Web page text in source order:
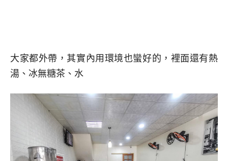
大家都外帶，其實內用環境也蠻好的，裡面還有熱
湯、冰無糖茶、水